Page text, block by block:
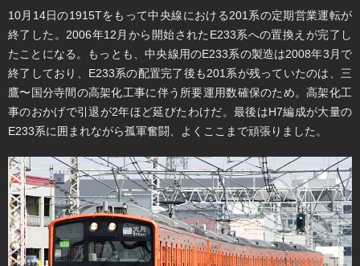
10月14日の1915Tをもって中央線における201系の定期営業運転が
終了した。2006年12月から開始されたE233系への置換えが完了し
たことになる。もっとも、中央線用のE233系の製造は2008年3月で
終了しており、E233系の配置完了後も201系が残っていたのは、三
鷹〜国分寺間の高架化工事に伴う所要運用数確保のため。高架化工
事のおかげで引退が2年ほど延びたわけだ。最後はH7編成が大量の
E233系に囲まれながら孤軍奮闘、よくここまで頑張りました。